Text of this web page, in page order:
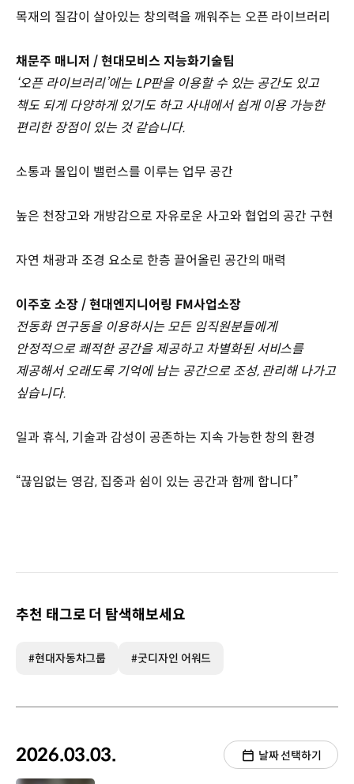
목재의 질감이 살아있는 창의력을 깨워주는 오픈 라이브러리
채문주 매니저 / 현대모비스 지능화기술팀
‘오픈 라이브러리’에는 LP판을 이용할 수 있는 공간도 있고
책도 되게 다양하게 있기도 하고 사내에서 쉽게 이용 가능한
편리한 장점이 있는 것 같습니다.
소통과 몰입이 밸런스를 이루는 업무 공간
높은 천장고와 개방감으로 자유로운 사고와 협업의 공간 구현
자연 채광과 조경 요소로 한층 끌어올린 공간의 매력
이주호 소장 / 현대엔지니어링 FM사업소장
전동화 연구동을 이용하시는 모든 임직원분들에게
안정적으로 쾌적한 공간을 제공하고 차별화된 서비스를
제공해서 오래도록 기억에 남는 공간으로 조성, 관리해 나가고
싶습니다.
일과 휴식, 기술과 감성이 공존하는 지속 가능한 창의 환경
“끊임없는 영감, 집중과 쉼이 있는 공간과 함께 합니다”
추천 태그로 더 탐색해보세요
#현대자동차그룹 #굿디자인 어워드
2026.03.03. 날짜 선택하기